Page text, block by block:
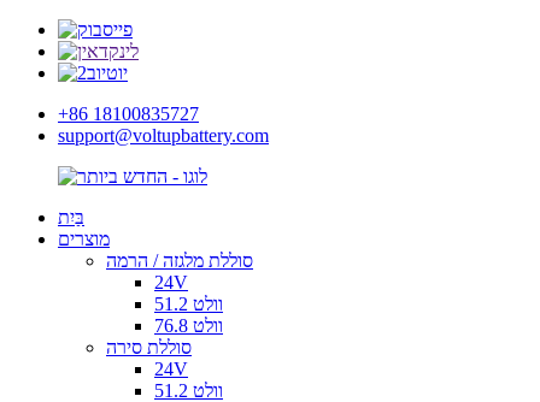
+86 18100835727
support@voltupbattery.com
בַּיִת
מוצרים
סוללת מלגזה / הרמה
24V
51.2 וולט
76.8 וולט
סוללת סירה
24V
51.2 וולט